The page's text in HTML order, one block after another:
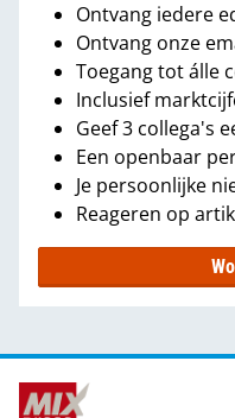
Ontvang iedere
Ontvang onze
Toegang tot álle
Inclusief
Geef 3 collega's
Een openbaar
Je persoonlijke
Reageren op